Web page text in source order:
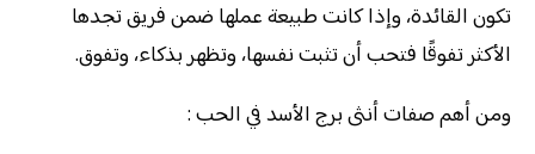
تكون القائدة، وإذا كانت طبيعة عملها ضمن فريق تجدها
الأكثر تفوقًا فتحب أن تثبت نفسها، وتظهر بذكاء، وتفوق.
ومن أهم صفات أنثى برج الأسد في الحب :